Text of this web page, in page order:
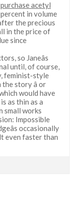
purchase acetyl
in volume
the precious
in the price of
since
so Janeâs
until, of course,
feminist-style
the story â or
which would have
is as thin as a
small works
Impossible
occasionally
even faster than